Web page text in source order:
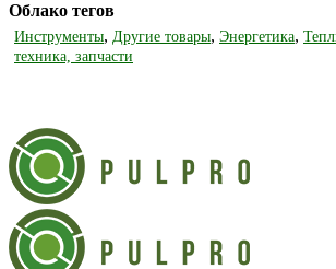
Облако тегов
Инструменты, Другие товары, Энергетика,
техника, запчасти